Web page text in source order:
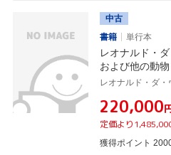
中古
書籍
単行本
レオナルド・
および他の動物
レオナルド・ダ・
¥220,000
定価より
獲得ポイント